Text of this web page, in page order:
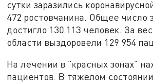
сутки заразились
472 ростовчанина. Общее число
достигло 130.113 человек. За
области выздоровели 129 954
На лечении в "красных зонах"
пациентов. В тяжелом